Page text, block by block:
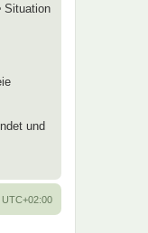
Situation
und
UTC+02:00